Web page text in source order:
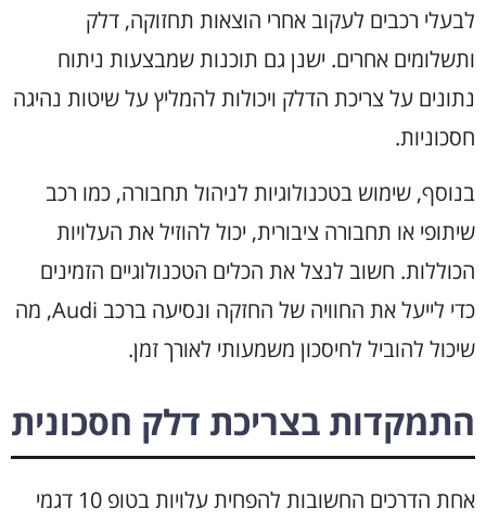
לבעלי רכבים לעקוב אחרי הוצאות תחזוקה, דלק
ותשלומים אחרים. ישנן גם תוכנות שמבצעות ניתוח
נתונים על צריכת הדלק ויכולות להמליץ על שיטות נהיגה
חסכוניות.
בנוסף, שימוש בטכנולוגיות לניהול תחבורה, כמו רכב
שיתופי או תחבורה ציבורית, יכול להוזיל את העלויות
הכוללות. חשוב לנצל את הכלים הטכנולוגיים הזמינים
כדי לייעל את החוויה של החזקה ונסיעה ברכב Audi, מה
שיכול להוביל לחיסכון משמעותי לאורך זמן.
התמקדות בצריכת דלק חסכונית
אחת הדרכים החשובות להפחית עלויות בטופ 10 דגמי